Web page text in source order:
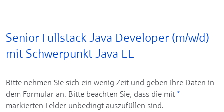
Senior Fullstack Java Developer (m/w/d)
mit Schwerpunkt Java EE
Bitte nehmen Sie sich ein wenig Zeit und geben Ihre Daten in
dem Formular an. Bitte beachten Sie, dass die mit *
markierten Felder unbedingt auszufüllen sind.